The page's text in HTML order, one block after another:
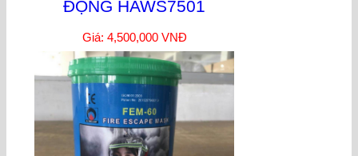
ĐỘNG HAWS7501
Giá: 4,500,000 VNĐ